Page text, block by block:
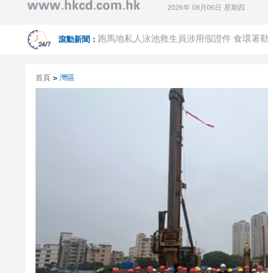
2026年 08月06日 星期四
滾動新聞： 特朗普否認美國彈藥短缺 稱將嚴懲發表叛
東涌巴士撞電單車 巴士司機涉危駕被捕
有片丨清淡不等於吃素！ 清淡飲食正在毀
有片丨日本強震最新監控：病患正進行腹
【展覽】「今朝更好看」名家作品展盛大
首頁 > 灣區